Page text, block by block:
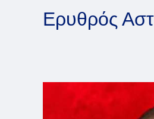
Ερυθρός